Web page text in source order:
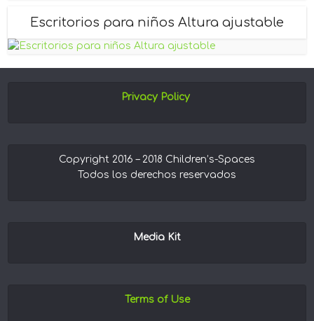
Escritorios para niños Altura ajustable
Privacy Policy
Copyright 2016 – 2018 Children’s-Spaces
Todos los derechos reservados
Media Kit
Terms of Use